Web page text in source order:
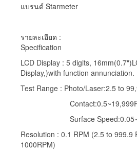
แบรนด์ Starmeter
รายละเอียด :
Specification
LCD Display : 5 digits,
Display,)with function annunciation.
Test Range : Photo/Laser:2.5 to
Surface
Resolution : 0.1 RPM (2.5 to 999.9
1000RPM)